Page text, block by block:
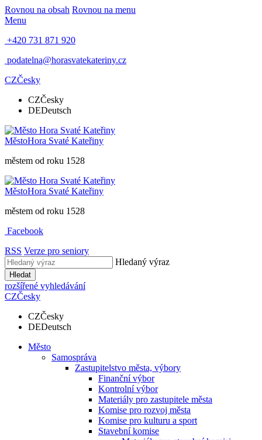
Rovnou na obsah Rovnou na menu
Menu
+420 731 871 920
podatelna@horasvatekateriny.cz
CZČesky
CZČesky
DEDeutsch
MěstoHora Svaté Kateřiny
městem od roku 1528
MěstoHora Svaté Kateřiny
městem od roku 1528
Facebook
RSS Verze pro seniory
Hledaný výraz
Hledat
rozšířené vyhledávání
CZČesky
CZČesky
DEDeutsch
Město
Samospráva
Zastupitelstvo města, výbory
Finanční výbor
Kontrolní výbor
Materiály pro zastupitele města
Komise pro rozvoj města
Komise pro kulturu a sport
Stavební komise